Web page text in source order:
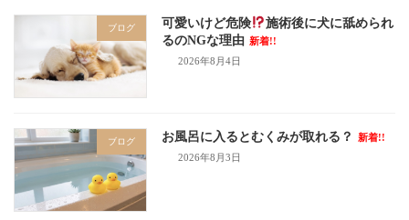
ブログ 可愛いけど危険
施術後に犬に舐められ
るのNGな理由 新着!!
2026年8月4日
ブログ お風呂に入るとむくみが取れる？
新着!!
2026年8月3日